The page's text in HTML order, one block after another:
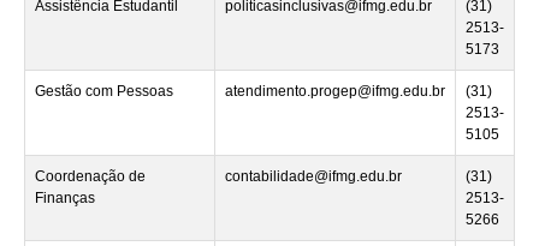
Assistência Estudantil politicasinclusivas@ifmg.edu.br
(31)
2513-
5173
Gestão com Pessoas atendimento.progep@ifmg.edu.br
(31)
2513-
5105
Coordenação de
Finanças
contabilidade@ifmg.edu.br
(31)
2513-
5266